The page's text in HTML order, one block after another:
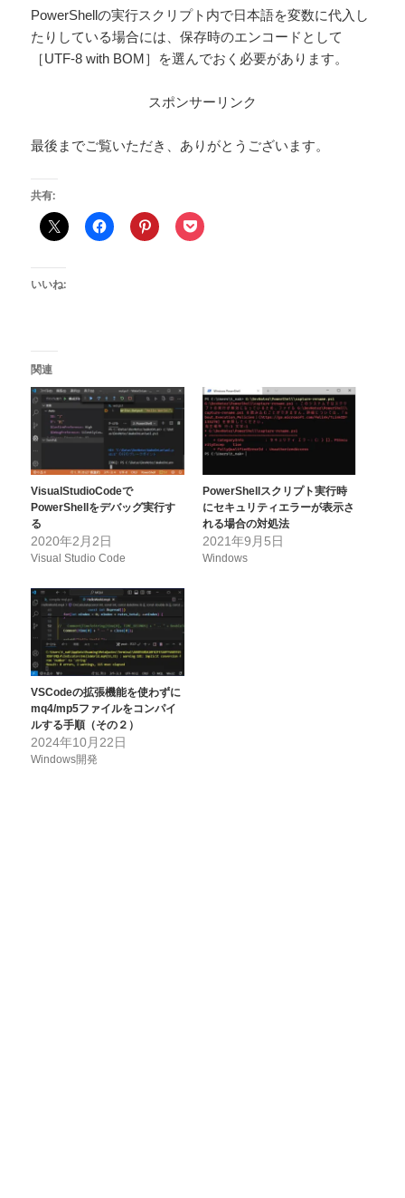
PowerShellの実行スクリプト内で日本語を変数に代入し
たりしている場合には、保存時のエンコードとして
［UTF-8 with BOM］を選んでおく必要があります。
スポンサーリンク
最後までご覧いただき、ありがとうございます。
共有:
いいね:
関連
VisualStudioCodeで
PowerShellをデバッグ実行す
る
2020年2月2日
Visual Studio Code
PowerShellスクリプト実行時
にセキュリティエラーが表示さ
れる場合の対処法
2021年9月5日
Windows
VSCodeの拡張機能を使わずに
mq4/mp5ファイルをコンパイ
ルする手順（その２）
2024年10月22日
Windows開発